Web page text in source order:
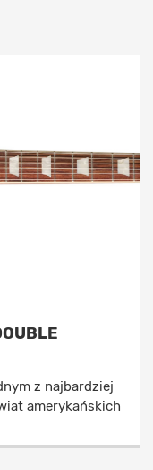
z najbardziej
amerykańskich